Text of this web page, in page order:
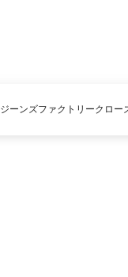
ジーンズファクトリークロー